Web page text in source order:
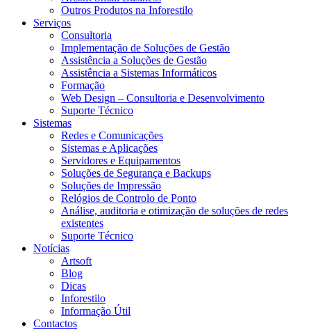
Outros Produtos na Inforestilo
Serviços
Consultoria
Implementação de Soluções de Gestão
Assistência a Soluções de Gestão
Assistência a Sistemas Informáticos
Formação
Web Design – Consultoria e Desenvolvimento
Suporte Técnico
Sistemas
Redes e Comunicações
Sistemas e Aplicações
Servidores e Equipamentos
Soluções de Segurança e Backups
Soluções de Impressão
Relógios de Controlo de Ponto
Análise, auditoria e otimização de soluções de redes
existentes
Suporte Técnico
Notícias
Artsoft
Blog
Dicas
Inforestilo
Informação Útil
Contactos